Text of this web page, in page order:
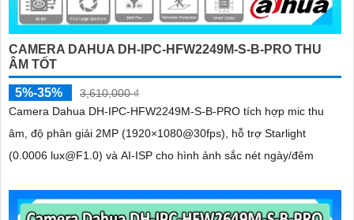
CAMERA DAHUA DH-IPC-HFW2249M-S-B-PRO THU
ÂM TỐT
5%-35%
3,610,000 ₫
Camera Dahua DH-IPC-HFW2249M-S-B-PRO tích hợp mic thu
âm, độ phân giải 2MP (1920×1080@30fps), hỗ trợ Starlight
(0.0006 lux@F1.0) và AI-ISP cho hình ảnh sắc nét ngày/đêm